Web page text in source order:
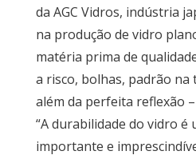
da AGC Vidros, indústria
na produção de vidro
matéria prima de
a risco, bolhas, padrão na
além da perfeita reflexão
“A durabilidade do vidro é
importante e